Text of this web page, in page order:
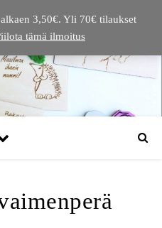
3,50€. Yli 70€ tilaukset
tämä ilmoitus